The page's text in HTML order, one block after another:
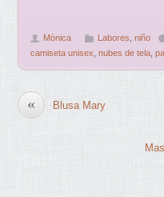
Mònica Labores ,niño
camiseta unisex ,nubes de tela ,
« Blusa Mary